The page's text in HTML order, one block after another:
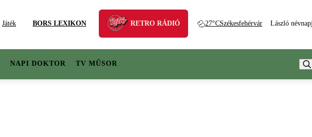
Játék BORS LEXIKON RETRO RÁDIÓ 27°CSzékesfehérvár László
NAPI DOKTOR TV MŰSOR